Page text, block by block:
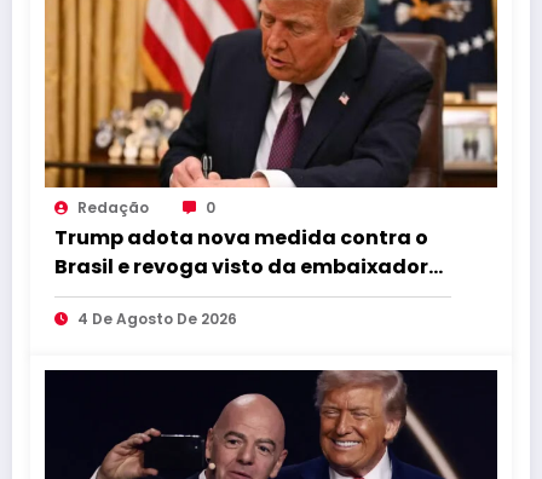
Redação 0
Trump adota nova medida contra o
Brasil e revoga visto da embaixadora
em Washington
4 De Agosto De 2026